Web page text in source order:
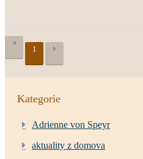
1
Kategorie
Adrienne von Speyr
aktuality z domova